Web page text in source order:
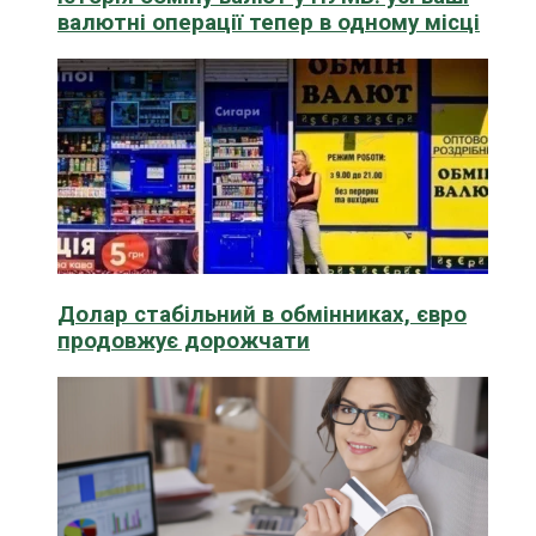
валютні операції тепер в одному місці
Долар стабільний в обмінниках, євро
продовжує дорожчати